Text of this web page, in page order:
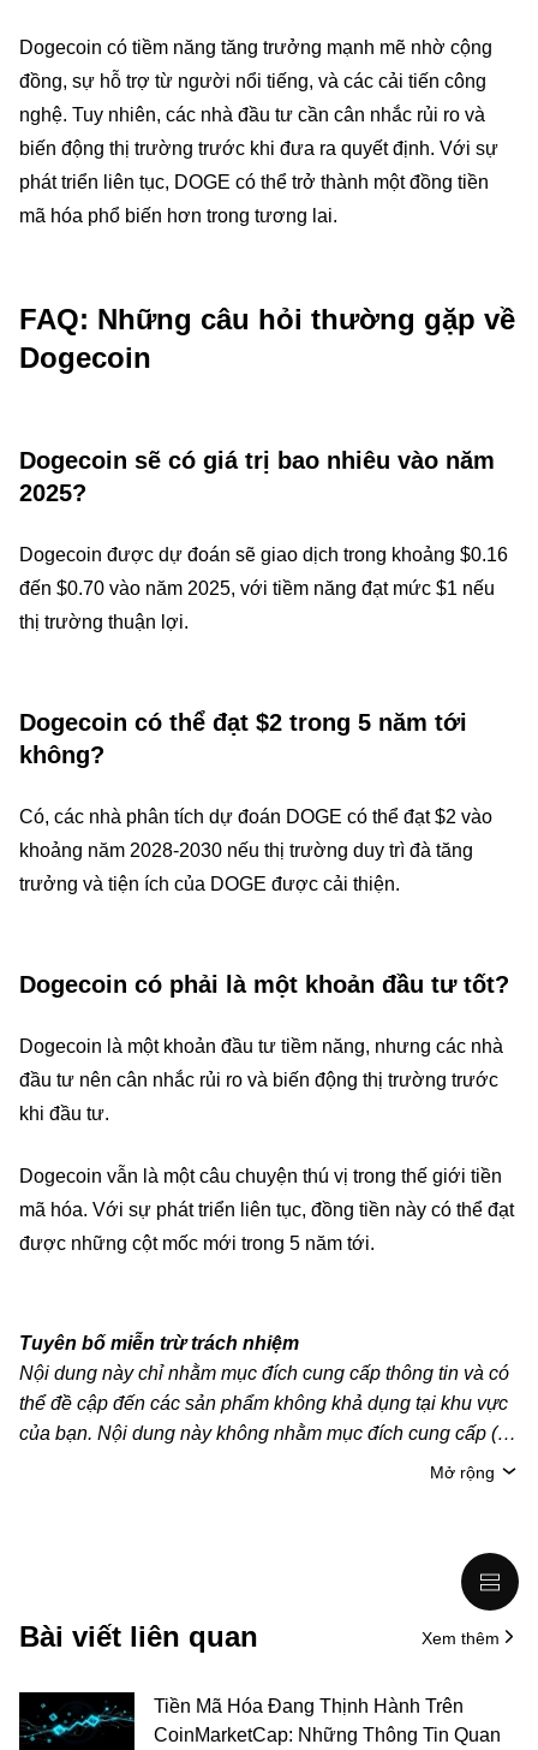
Dogecoin có tiềm năng tăng trưởng mạnh mẽ nhờ cộng
đồng, sự hỗ trợ từ người nổi tiếng, và các cải tiến công
nghệ. Tuy nhiên, các nhà đầu tư cần cân nhắc rủi ro và
biến động thị trường trước khi đưa ra quyết định. Với sự
phát triển liên tục, DOGE có thể trở thành một đồng tiền
mã hóa phổ biến hơn trong tương lai.
FAQ: Những câu hỏi thường gặp về
Dogecoin
Dogecoin sẽ có giá trị bao nhiêu vào năm
2025?
Dogecoin được dự đoán sẽ giao dịch trong khoảng $0.16
đến $0.70 vào năm 2025, với tiềm năng đạt mức $1 nếu
thị trường thuận lợi.
Dogecoin có thể đạt $2 trong 5 năm tới
không?
Có, các nhà phân tích dự đoán DOGE có thể đạt $2 vào
khoảng năm 2028-2030 nếu thị trường duy trì đà tăng
trưởng và tiện ích của DOGE được cải thiện.
Dogecoin có phải là một khoản đầu tư tốt?
Dogecoin là một khoản đầu tư tiềm năng, nhưng các nhà
đầu tư nên cân nhắc rủi ro và biến động thị trường trước
khi đầu tư.
Dogecoin vẫn là một câu chuyện thú vị trong thế giới tiền
mã hóa. Với sự phát triển liên tục, đồng tiền này có thể đạt
được những cột mốc mới trong 5 năm tới.
Tuyên bố miễn trừ trách nhiệm
Nội dung này chỉ nhằm mục đích cung cấp thông tin và có
thể đề cập đến các sản phẩm không khả dụng tại khu vực
của bạn. Nội dung này không nhằm mục đích cung cấp (i)
lời khuyên hoặc khuyến nghị đầu tư; (ii) đề nghị hoặc chào
sản kỹ thuật số/crypto, bao gồm cả stablecoin, có mức độ
rủi ro cao và có thể biến động mạnh. Bạn nên cân nhắc kỹ
xem việc giao dịch hoặc nắm giữ crypto/tài sản kỹ thuật số
có phù hợp với bạn hay không, dựa trên tình hình tài chính
lý/thuế/đầu tư để được giải đáp câu hỏi về tình hình cụ thể
của bản thân. Thông tin (bao gồm dữ liệu thị trường và
Mở rộng
Bài viết liên quan Xem thêm
Tiền Mã Hóa Đang Thịnh Hành Trên
CoinMarketCap: Những Thông Tin Quan